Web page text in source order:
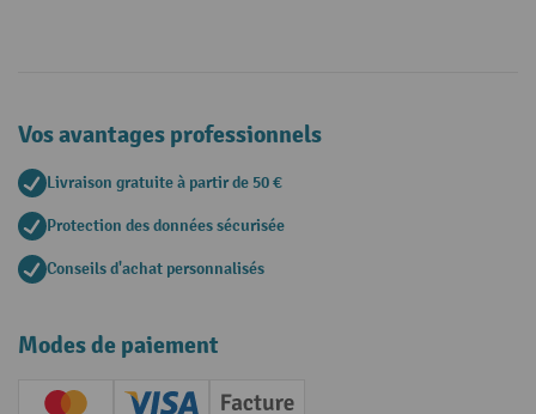
Vos avantages professionnels
Livraison gratuite à partir de 50 €
Protection des données sécurisée
Conseils d'achat personnalisés
Modes de paiement